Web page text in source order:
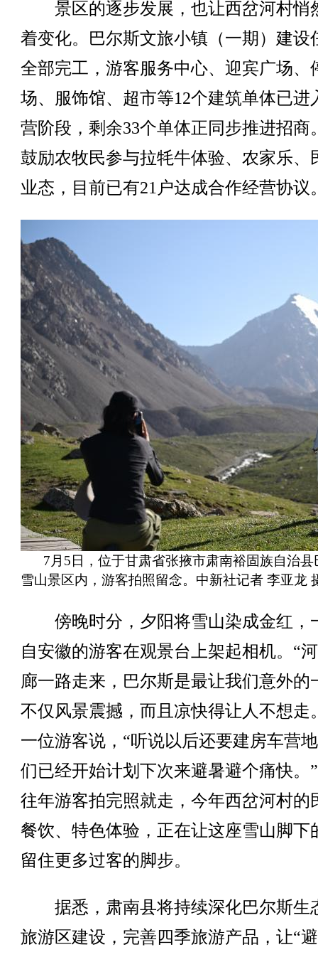
景区的逐步发展，也让西岔河村悄
着变化。巴尔斯文旅小镇（一期）建设
全部完工，游客服务中心、迎宾广场、
场、服饰馆、超市等12个建筑单体已进
营阶段，剩余33个单体正同步推进招商
鼓励农牧民参与拉牦牛体验、农家乐、
业态，目前已有21户达成合作经营协议
7月5日，位于甘肃省张掖市肃南裕固族自治县
雪山景区内，游客拍照留念。中新社记者 李亚龙
傍晚时分，夕阳将雪山染成金红，
自安徽的游客在观景台上架起相机。“
廊一路走来，巴尔斯是最让我们意外的
不仅风景震撼，而且凉快得让人不想走
一位游客说，“听说以后还要建房车营
们已经开始计划下次来避暑避个痛快。
往年游客拍完照就走，今年西岔河村的
餐饮、特色体验，正在让这座雪山脚下
留住更多过客的脚步。
据悉，肃南县将持续深化巴尔斯生
旅游区建设，完善四季旅游产品，让“